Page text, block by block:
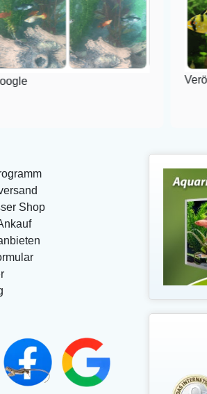
Veröffentlicht
Shop